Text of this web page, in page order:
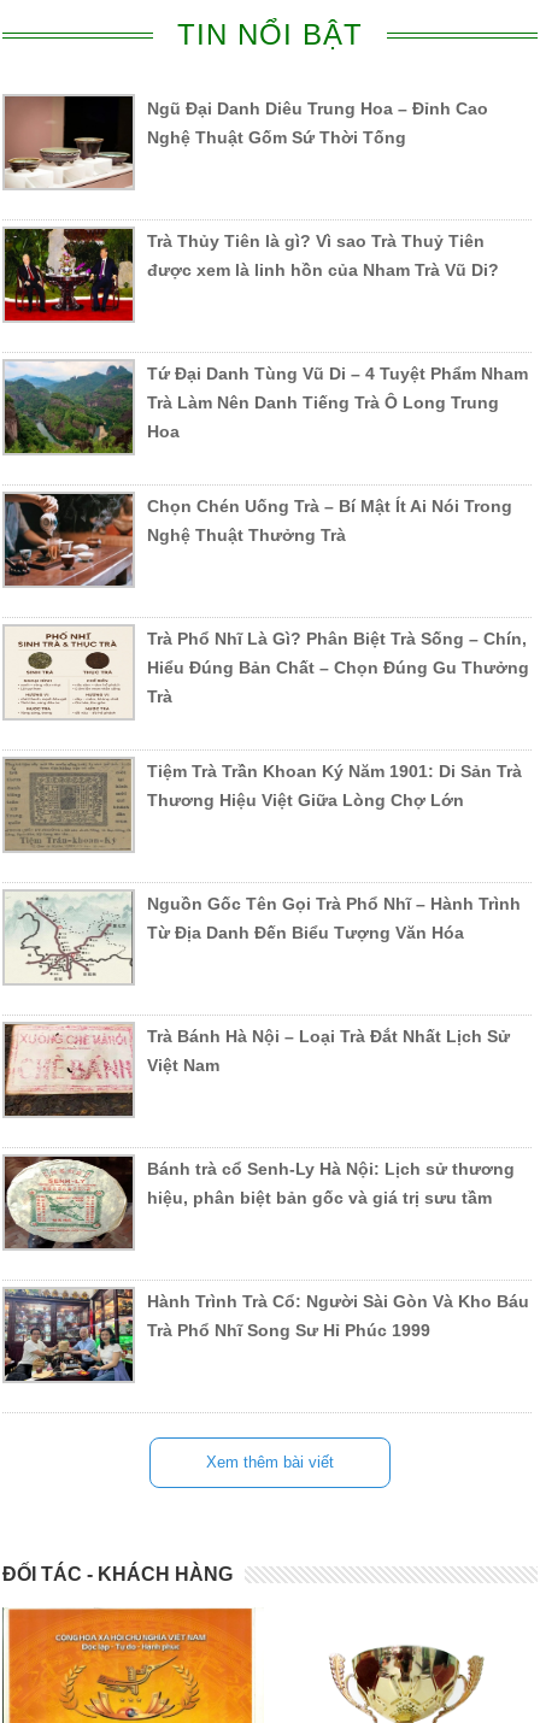
TIN NỔI BẬT
Ngũ Đại Danh Diêu Trung Hoa – Đỉnh Cao
Nghệ Thuật Gốm Sứ Thời Tống
Trà Thủy Tiên là gì? Vì sao Trà Thuỷ Tiên
được xem là linh hồn của Nham Trà Vũ Di?
Tứ Đại Danh Tùng Vũ Di – 4 Tuyệt Phẩm Nham
Trà Làm Nên Danh Tiếng Trà Ô Long Trung
Hoa
Chọn Chén Uống Trà – Bí Mật Ít Ai Nói Trong
Nghệ Thuật Thưởng Trà
Trà Phổ Nhĩ Là Gì? Phân Biệt Trà Sống – Chín,
Hiểu Đúng Bản Chất – Chọn Đúng Gu Thưởng
Trà
Tiệm Trà Trần Khoan Ký Năm 1901: Di Sản Trà
Thương Hiệu Việt Giữa Lòng Chợ Lớn
Nguồn Gốc Tên Gọi Trà Phổ Nhĩ – Hành Trình
Từ Địa Danh Đến Biểu Tượng Văn Hóa
Trà Bánh Hà Nội – Loại Trà Đắt Nhất Lịch Sử
Việt Nam
Bánh trà cổ Senh-Ly Hà Nội: Lịch sử thương
hiệu, phân biệt bản gốc và giá trị sưu tầm
Hành Trình Trà Cổ: Người Sài Gòn Và Kho Báu
Trà Phổ Nhĩ Song Sư Hỉ Phúc 1999
Xem thêm bài viết
ĐỐI TÁC - KHÁCH HÀNG